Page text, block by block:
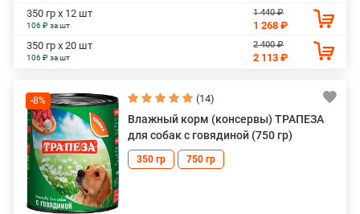
350 гр х 12 шт
106 ₽ за шт
1 440 ₽
1 268 ₽
350 гр х 20 шт
106 ₽ за шт
2 400 ₽
2 113 ₽
-8% (14)
Влажный корм (консервы) ТРАПЕЗА
для собак с говядиной (750 гр)
350 гр 750 гр